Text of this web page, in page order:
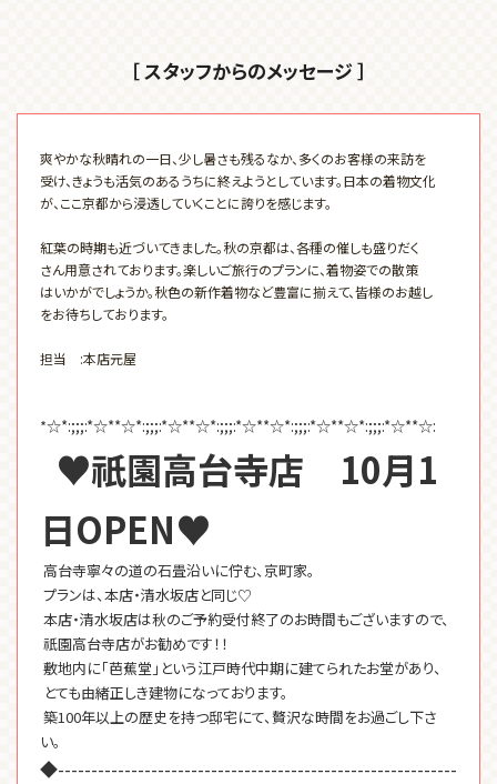
［ スタッフからのメッセージ ］
爽やかな秋晴れの一日、少し暑さも残るなか、多くのお客様の来訪を
受け、きょうも活気のあるうちに終えようとしています。日本の着物文化
が、ここ京都から浸透していくことに誇りを感じます。
紅葉の時期も近づいてきました。秋の京都は、各種の催しも盛りだく
さん用意されております。楽しいご旅行のプランに、着物姿での散策
はいかがでしょうか。秋色の新作着物など豊富に揃えて、皆様のお越し
をお待ちしております。
担当 :本店元屋
*☆*:;;;:*☆**☆*:;;;:*☆**☆*:;;;:*☆**☆*:;;;:*☆**☆*:;;;:*☆**☆:
♥祇園高台寺店 10月1
日OPEN♥
高台寺寧々の道の石畳沿いに佇む、京町家。
プランは、本店・清水坂店と同じ♡
本店・清水坂店は秋のご予約受付終了のお時間もございますので、
祇園高台寺店がお勧めです！！
敷地内に「芭蕉堂」という江戸時代中期に建てられたお堂があり、
とても由緒正しき建物になっております。
築100年以上の歴史を持つ邸宅にて、贅沢な時間をお過ごし下さ
い。
◆------------------------------------------------------------